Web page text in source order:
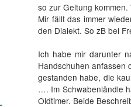
so zur Geltung
Mir fällt das immer
den Dialekt. So zB bei
Ich habe mir darunter
Handschuhen anfassen
gestanden habe, die
…. Im Schwabenländle
Oldtimer. Beide